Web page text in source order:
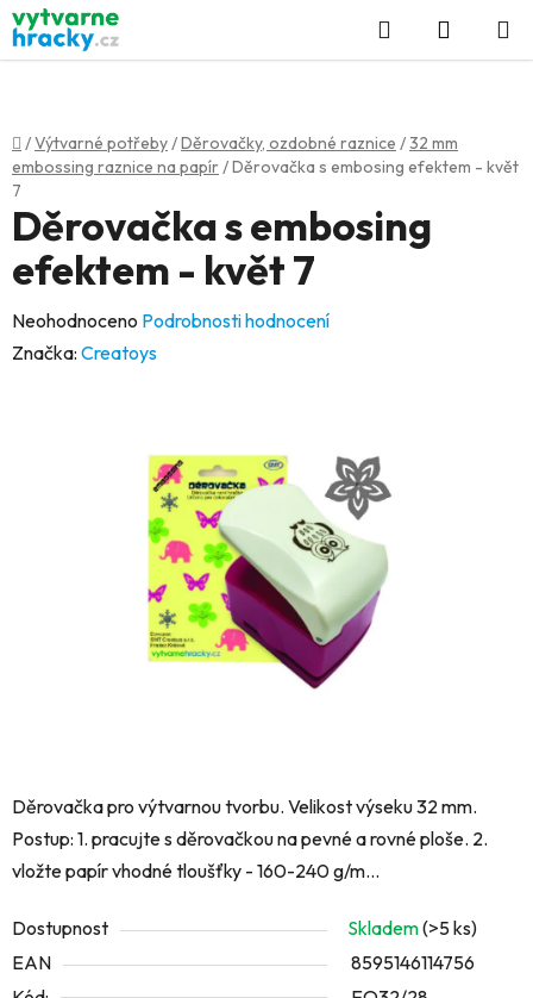
Přejít
na
obsah
Hledat
KOŠÍK
Domů
/Výtvarné potřeby/Děrovačky, ozdobné raznice /32 mm
embossing raznice na papír/Děrovačka s embosing efektem - květ
7
Děrovačka pro výtvarnou tvorbu. Velikost výseku 32 mm.
Postup: 1. pracujte s děrovačkou na pevné a rovné ploše. 2.
vložte papír vhodné tloušťky - 160-240 g/m...
Dostupnost Skladem(>5 ks)
EAN
8595146114756
Děrovačka s embosing
efektem - květ 7
Průměrné
hodnocení
Neohodnoceno Podrobnosti hodnocení
Značka: Creatoys